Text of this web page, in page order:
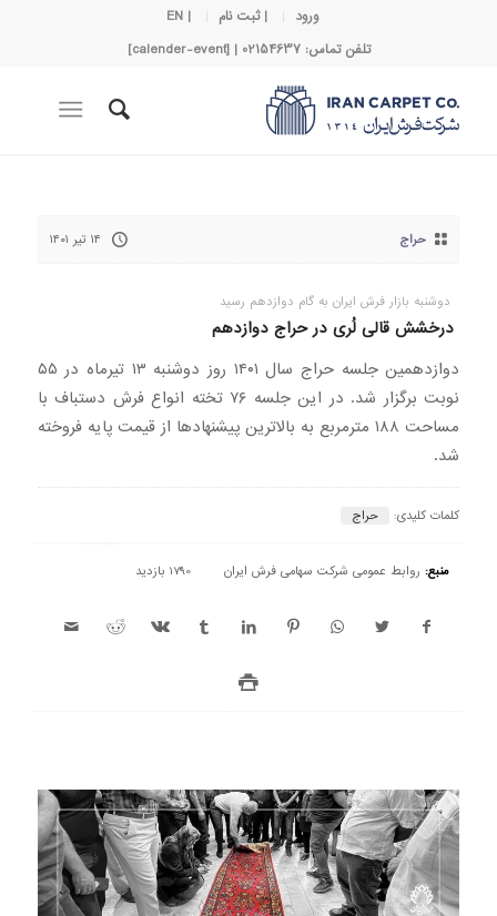
ورود | ثبت نام
| EN
تلفن تماس: 02154637 | [calender-event]
حراج ۱۴ تیر ۱۴۰۱
دوشنبه بازار فرش ایران به گام دوازدهم رسید
درخشش قالی لُری در حراج دوازدهم
دوازدهمین جلسه حراج سال ۱۴۰۱ روز دوشنبه ۱۳ تیرماه در ۵۵
نوبت برگزار شد. در این جلسه ۷۶ تخته انواع فرش دستباف با
مساحت ۱۸۸ مترمربع به بالاترین پیشنهاد‌ها از قیمت پایه فروخته
شد.
کلمات کلیدی: حراج
منبع: روابط عمومی شرکت سهامی فرش ایران 1790 بازدید